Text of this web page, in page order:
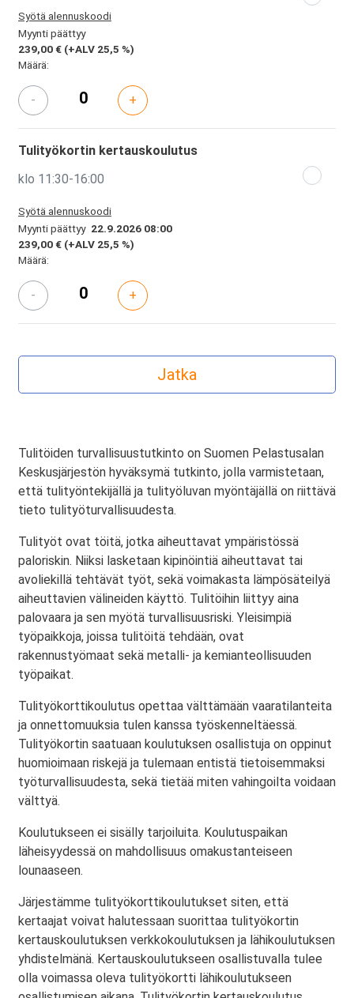
Syötä alennuskoodi
Myynti päättyy
239,00 € (+ALV 25,5 %)
Määrä:
- +
Tulityökortin kertauskoulutus
klo 11:30-16:00
Syötä alennuskoodi
Myynti päättyy 22.9.2026 08:00
239,00 € (+ALV 25,5 %)
Määrä:
- +
Tulitöiden turvallisuustutkinto on Suomen Pelastusalan
Keskusjärjestön hyväksymä tutkinto, jolla varmistetaan,
että tulityöntekijällä ja tulityöluvan myöntäjällä on riittävä
tieto tulityöturvallisuudesta.
Tulityöt ovat töitä, jotka aiheuttavat ympäristössä
paloriskin. Niiksi lasketaan kipinöintiä aiheuttavat tai
avoliekillä tehtävät työt, sekä voimakasta lämpösäteilyä
aiheuttavien välineiden käyttö. Tulitöihin liittyy aina
palovaara ja sen myötä turvallisuusriski. Yleisimpiä
työpaikkoja, joissa tulitöitä tehdään, ovat
rakennustyömaat sekä metalli- ja kemianteollisuuden
työpaikat.
Tulityökorttikoulutus opettaa välttämään vaaratilanteita
ja onnettomuuksia tulen kanssa työskenneltäessä.
Tulityökortin saatuaan koulutuksen osallistuja on oppinut
huomioimaan riskejä ja tulemaan entistä tietoisemmaksi
työturvallisuudesta, sekä tietää miten vahingoilta voidaan
välttyä.
Koulutukseen ei sisälly tarjoiluita. Koulutuspaikan
läheisyydessä on mahdollisuus omakustanteiseen
lounaaseen.
Järjestämme tulityökorttikoulutukset siten, että
kertaajat voivat halutessaan suorittaa tulityökortin
kertauskoulutuksen verkkokoulutuksen ja lähikoulutuksen
yhdistelmänä. Kertauskoulutukseen osallistuvalla tulee
olla voimassa oleva tulityökortti lähikoulutukseen